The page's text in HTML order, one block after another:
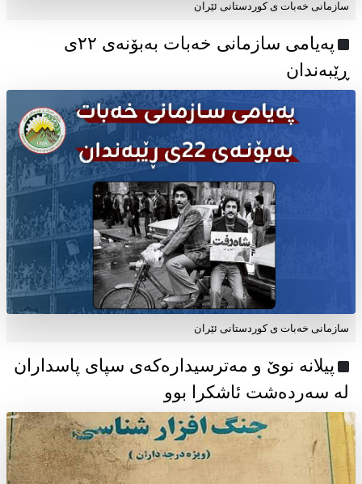
سازمانی خەبات ی کوردستانی ئێران
پەیامی سازمانی خەبات بەبۆنەی ۲۲ی
ڕێبەندان
سازمانی خەبات ی كوردستانی ئێران
پیلانە نوێ و مەترسیدارەکەی سپای پاسداران
لە سەردەشت ئاشکرا بوو